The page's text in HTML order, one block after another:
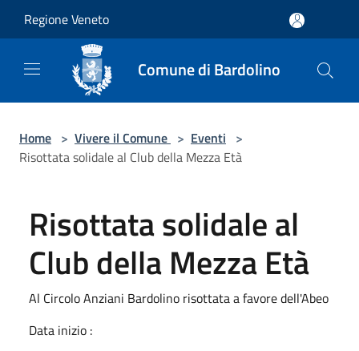
Regione Veneto
Comune di Bardolino
Home > Vivere il Comune > Eventi >
Risottata solidale al Club della Mezza Età
Risottata solidale al
Club della Mezza Età
Al Circolo Anziani Bardolino risottata a favore dell'Abeo
Data inizio :